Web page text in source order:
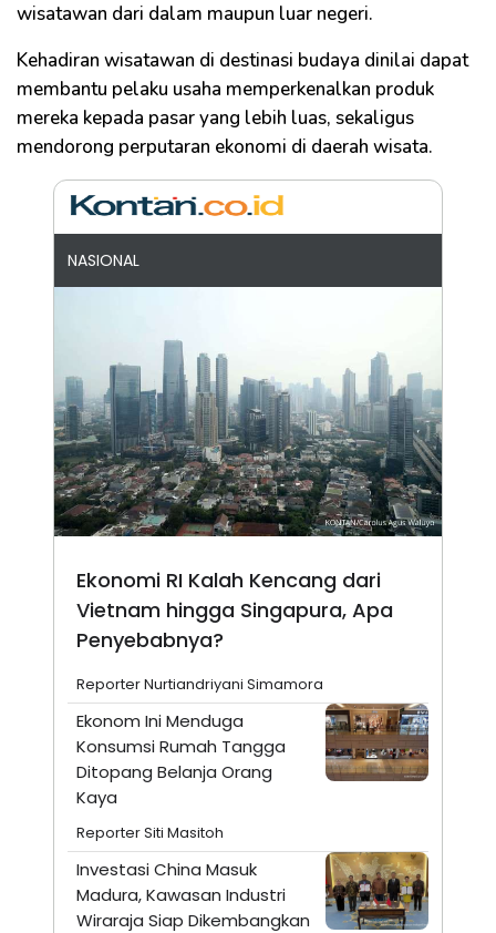
wisatawan dari dalam maupun luar negeri.
Kehadiran wisatawan di destinasi budaya dinilai dapat
membantu pelaku usaha memperkenalkan produk
mereka kepada pasar yang lebih luas, sekaligus
mendorong perputaran ekonomi di daerah wisata.
NASIONAL
Ekonomi RI Kalah Kencang dari
Vietnam hingga Singapura, Apa
Penyebabnya?
Reporter Nurtiandriyani Simamora
Ekonom Ini Menduga
Konsumsi Rumah Tangga
Ditopang Belanja Orang
Kaya
Reporter Siti Masitoh
Investasi China Masuk
Madura, Kawasan Industri
Wiraraja Siap Dikembangkan